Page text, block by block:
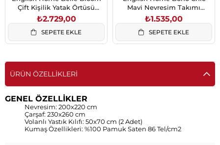
Çift Kişilik Yatak Örtüsü
Takımı 200x220 cm Yeşil
₺2.729,00
SEPETE EKLE
Mavi Nevresim Takımı
200x220 cm Çift Kişilik
₺1.535,00
SEPETE EKLE
ÜRÜN ÖZELLIKLERI
GENEL ÖZELLİKLER
Nevresim: 200x220 cm
Çarşaf: 230x260 cm
Volanlı Yastık Kılıfı: 50x70 cm (2 Adet)
Kumaş Özellikleri: %100 Pamuk Saten 86 Tel/cm2